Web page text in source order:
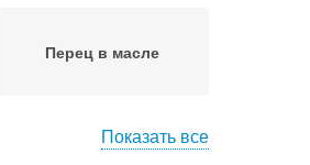
Перец в масле
Показать все